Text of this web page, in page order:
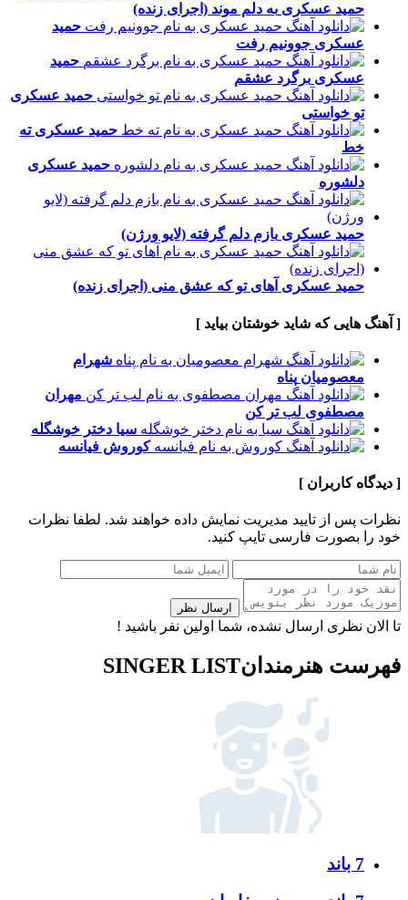
حمید عسکری به دلم موند (اجرای زنده)
حمید
عسکری جوونیم رفت
حمید
عسکری برگرد عشقم
حمید عسکری
تو خواستی
حمید عسکریته
خط
حمید عسکری
دلشوره
حمید عسکری بازم دلم گرفته (لایو ورژن)
حمید عسکری آهای تو که عشق منی (اجرای زنده)
[ آهنگ هایی که شاید خوشتان بیاید ]
شهرام
معصومیان پناه
مهران
مصطفوی لب تر کن
سیا دختر خوشگله
کوروش فیانسه
[ دیدگاه کاربران ]
نظرات پس از تایید مدیریت نمایش داده خواهند شد. لطفا نظرات
خود را بصورت فارسی تایپ کنید.
ارسال نظر
تا الان نظری ارسال نشده، شما اولین نفر باشید !
فهرست هنرمندانSINGER LIST
7 باند